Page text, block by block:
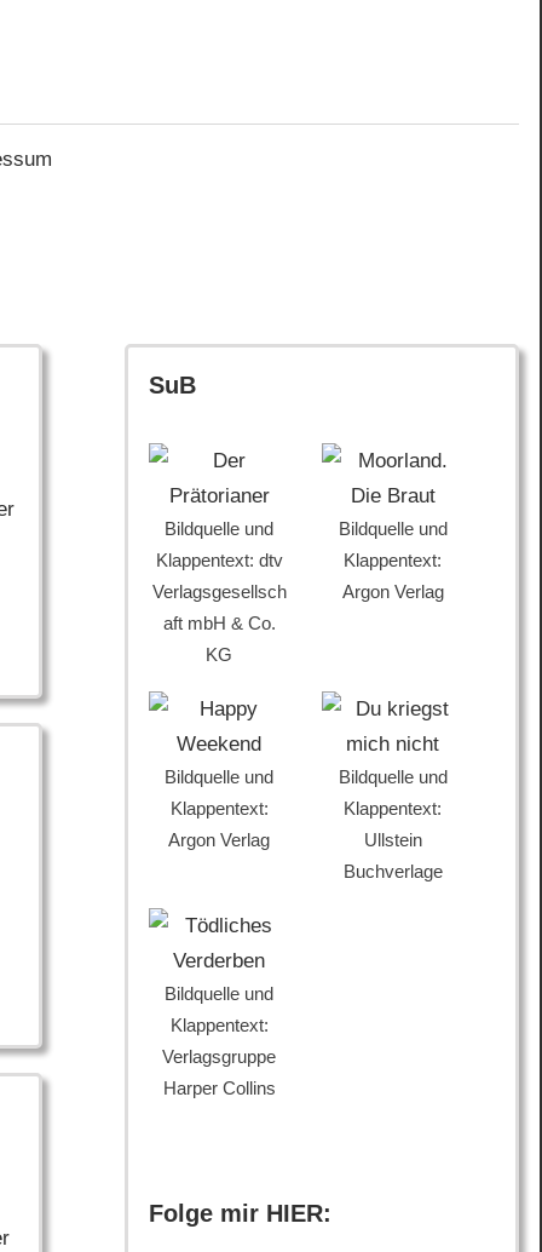
SuB
Bildquelle und
Klappentext: dtv
Verlagsgesellsch
aft mbH & Co.
KG
Bildquelle und
Klappentext:
Argon Verlag
Bildquelle und
Klappentext:
Argon Verlag
Bildquelle und
Klappentext:
Ullstein
Buchverlage
Bildquelle und
Klappentext:
Verlagsgruppe
Harper Collins
Folge mir HIER: